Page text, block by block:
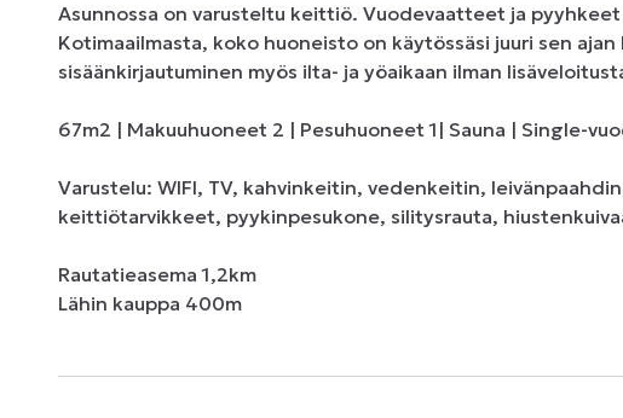
Asunnossa on varusteltu keittiö. Vuodevaatteet ja pyyhkeet
Kotimaailmasta, koko huoneisto on käytössäsi juuri sen
sisäänkirjautuminen myös ilta- ja yöaikaan ilman
67m2 | Makuuhuoneet 2 | Pesuhuoneet 1| Sauna | Single-
Varustelu: WIFI, TV, kahvinkeitin, vedenkeitin,
keittiötarvikkeet, pyykinpesukone, silitysrauta,
Rautatieasema 1,2km
Lähin kauppa 400m